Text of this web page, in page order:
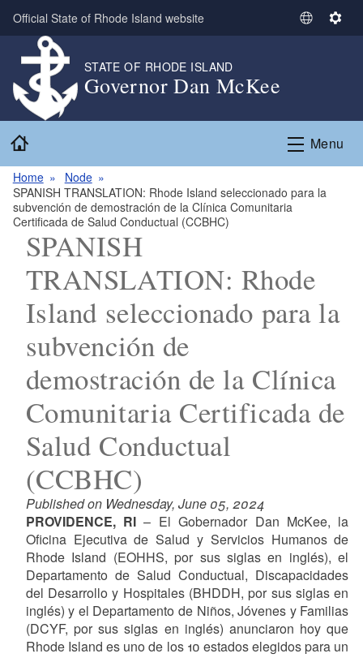
Skip to main content
Official State of Rhode Island website
S
t
L
g
S
n
g
STATE OF RHODE ISLAND
Governor Dan McKee
Menu
Home
Node
SPANISH TRANSLATION: Rhode Island seleccionado para la
subvención de demostración de la Clínica Comunitaria
Certificada de Salud Conductual (CCBHC)
SPANISH
TRANSLATION: Rhode
Island seleccionado para la
subvención de
demostración de la Clínica
Comunitaria Certificada de
Salud Conductual
(CCBHC)
Published on Wednesday, June 05, 2024
PROVIDENCE, RI – El Gobernador Dan McKee, la
Oficina Ejecutiva de Salud y Servicios Humanos de
Rhode Island (EOHHS, por sus siglas en inglés), el
Departamento de Salud Conductual, Discapacidades
del Desarrollo y Hospitales (BHDDH, por sus siglas en
inglés) y el Departamento de Niños, Jóvenes y Familias
(DCYF, por sus siglas en inglés) anunciaron hoy que
Rhode Island es uno de los 10 estados elegidos para un